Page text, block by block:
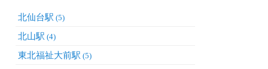
北仙台駅 (5)
北山駅 (4)
東北福祉大前駅 (5)